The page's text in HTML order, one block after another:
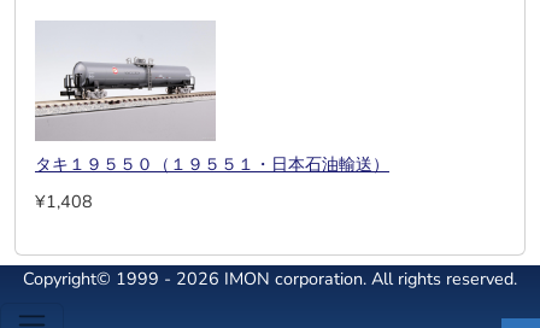
タキ１９５５０（１９５５１・日本石油輸送）
¥1,408
Copyright© 1999 - 2026 IMON corporation. All rights reserved.